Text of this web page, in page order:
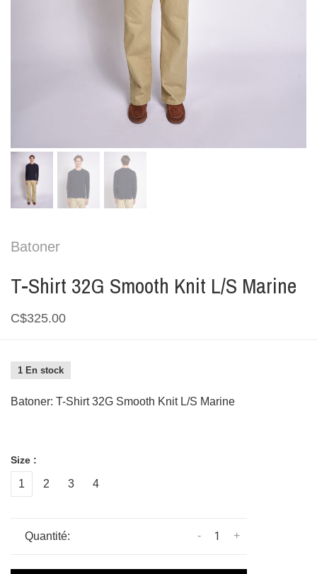
Batoner
T-Shirt 32G Smooth Knit L/S Marine
C$325.00
1 En stock
Batoner: T-Shirt 32G Smooth Knit L/S Marine
Size :
1 2 3 4
Quantité: +
-